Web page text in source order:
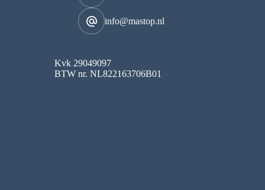
info@mastop.nl
Kvk 29049097
BTW nr. NL822163706B01